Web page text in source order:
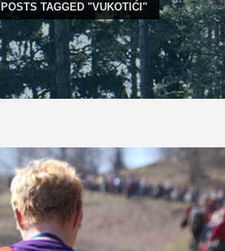
POSTS TAGGED "VUKOTIĆI"